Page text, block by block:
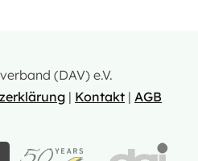
(DAV) e.V.
| Kontakt | AGB